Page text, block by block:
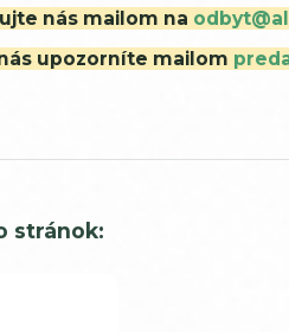
nás mailom na
upozorníte mailom
stránok: